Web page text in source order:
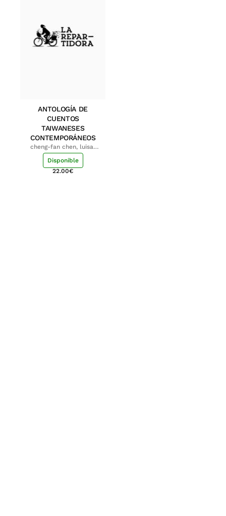
ANTOLOGÍA DE
CUENTOS
TAIWANESES
CONTEMPORÁNEOS
cheng-fan chen, luisa;
shu-ying chang, luisa
Disponible
22.00€